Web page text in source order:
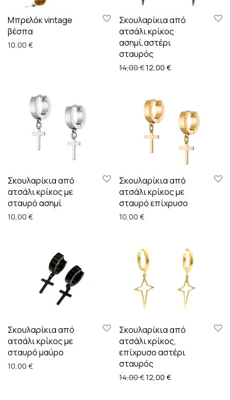
Μπρελόκ vintage
βέσπα
10,00 €
Σκουλαρίκια από
ατσάλι κρίκος
ασημί,αστέρι
σταυρός
14,00€Original price was: 14,00
12,00 €Η τρέχουσα τιμή
Σκουλαρίκια από
ατσάλι κρίκος με
σταυρό ασημί
10,00 €
Σκουλαρίκια από
ατσάλι κρίκος με
σταυρό επίχρυσο
10,00 €
Σκουλαρίκια από
ατσάλι κρίκος με
σταυρό μαύρο
10,00 €
Σκουλαρίκια από
ατσάλι κρίκος,
επίχρυσο αστέρι
σταυρός
14,00€Original price was: 14,00
12,00 €Η τρέχουσα τιμή